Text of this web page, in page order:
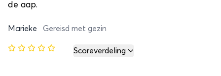
de aap.
Marieke Gereisd met gezin
Scoreverdeling